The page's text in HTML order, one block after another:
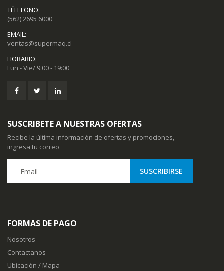
TÉLEFONO:
(562) 2695 6000
EMAIL:
ventas@supermaq.cl
HORARIO:
Lun - Vie/ 9:00 - 19:00
SUSCRIBETE A NUESTRAS OFERTAS
Recibe la última información de ofertas y promociones,
ingresa tu correo
FORMAS DE PAGO
Nosotros
Contactanos
Ubicación / Mapa